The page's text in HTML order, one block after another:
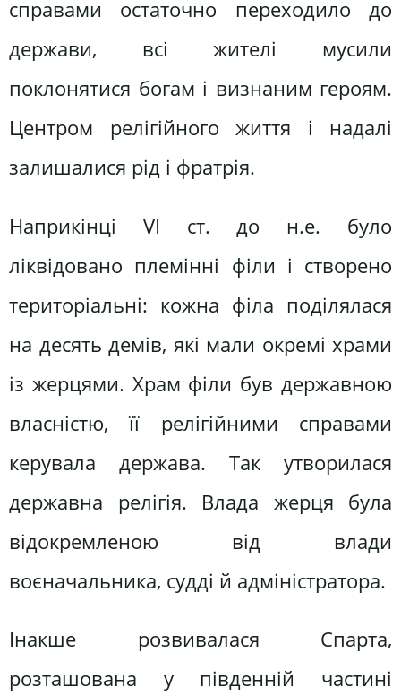
справами остаточно переходило до
держави, всі жителі мусили
поклонятися богам і визнаним героям.
Центром релігійного життя і надалі
залишалися рід і фратрія.
Наприкінці VI ст. до н.е. було
ліквідовано племінні філи і створено
територіальні: кожна філа поділялася
на десять демів, які мали окремі храми
із жерцями. Храм філи був державною
власністю, її релігійними справами
керувала держава. Так утворилася
державна релігія. Влада жерця була
відокремленою від влади
воєначальника, судді й адміністратора.
Інакше розвивалася Спарта,
розташована у південній частині